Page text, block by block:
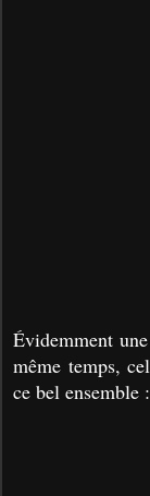
Évidemment
même temps,
ce bel ensemble :